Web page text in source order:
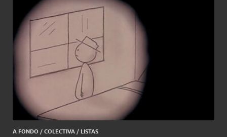
A FONDO / COLECTIVA / LISTAS